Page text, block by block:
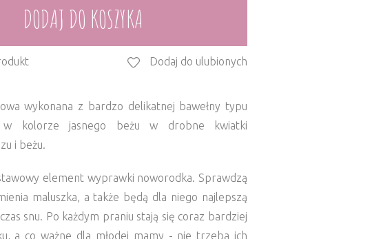
DODAJ DO KOSZYKA
Dodaj do ulubionych
wykonana z bardzo delikatnej bawełny typu
w kolorze jasnego beżu w drobne kwiatki
i beżu.
element wyprawki noworodka. Sprawdzą
maluszka, a także będą dla niego najlepszą
snu. Po każdym praniu stają się coraz bardziej
a co ważne dla młodej mamy - nie trzeba ich